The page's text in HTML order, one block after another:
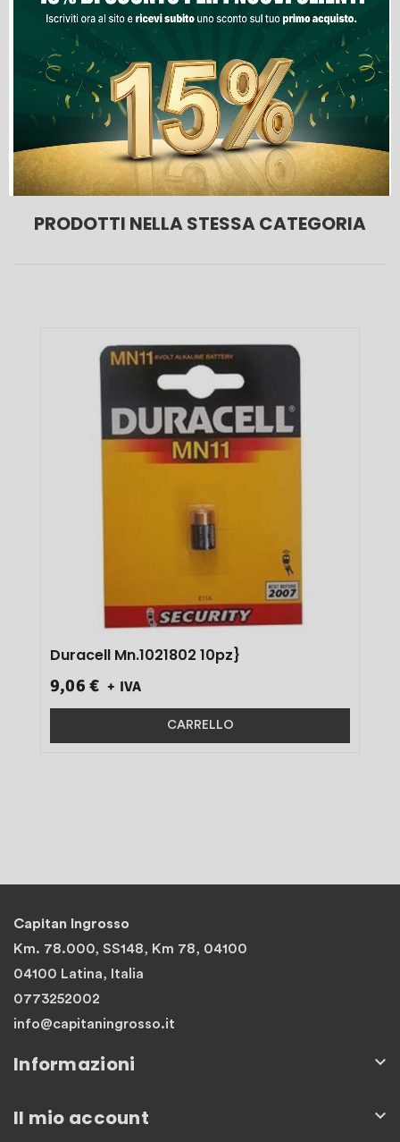
Aggiungi Al Carrello
Lista Dei Desideri
Ultimi articoli in magazzino
PRODOTTI NELLA STESSA CATEGORIA
Duracell Mn.1021802 10pz}
9,06 € + IVA
CARRELLO
Capitan Ingrosso
Km. 78.000, SS148, Km 78, 04100
04100 Latina, Italia
0773252002
info@capitaningrosso.it
Informazioni 
Il mio account 